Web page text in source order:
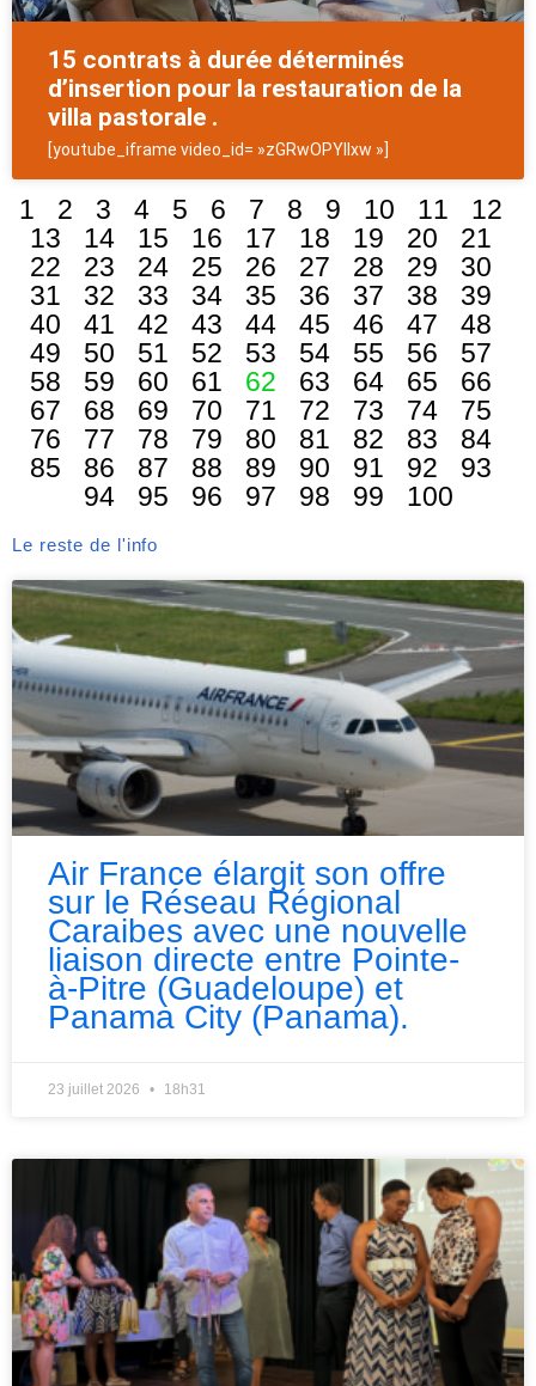
15 contrats à durée déterminés
d’insertion pour la restauration de la
villa pastorale .
[youtube_iframe video_id= »zGRwOPYIIxw »]
1 2 3 4 5 6 7 8 9 10 11
12
13
14 15 16 17 18 19 20
21
22
23 24 25 26 27 28 29
30
31
32 33 34 35 36 37 38
39
40
41 42 43 44 45 46 47
48
49
50 51 52 53 54 55 56
57
58
59 60 61 62 63 64 65
66
67
68 69 70 71 72 73 74
75
76
77 78 79 80 81 82 83
84
85
86 87 88 89 90 91 92
93
94
95 96 97 98 99 100
Le reste de l'info
Air France élargit son offre
sur le Réseau Régional
Caraibes avec une nouvelle
liaison directe entre Pointe-
à-Pitre (Guadeloupe) et
Panama City (Panama).
23 juillet 2026 18h31